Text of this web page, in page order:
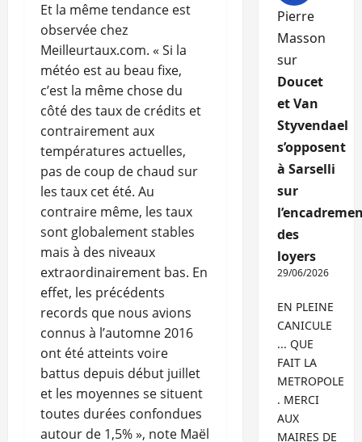
Et la même tendance est
observée chez
Meilleurtaux.com. « Si la
météo est au beau fixe,
c’est la même chose du
côté des taux de crédits et
contrairement aux
températures actuelles,
pas de coup de chaud sur
les taux cet été. Au
contraire même, les taux
sont globalement stables
mais à des niveaux
extraordinairement bas. En
effet, les précédents
records que nous avions
connus à l’automne 2016
ont été atteints voire
battus depuis début juillet
et les moyennes se situent
toutes durées confondues
autour de 1,5% », note Maël
Pierre
Masson
sur
Doucet
et Van
Styvendael
s’opposent
à Sarselli
sur
des
loyers
29/06/2026
EN PLEINE
CANICULE
... QUE
FAIT LA
METROPOLE
. MERCI
AUX
MAIRES DE